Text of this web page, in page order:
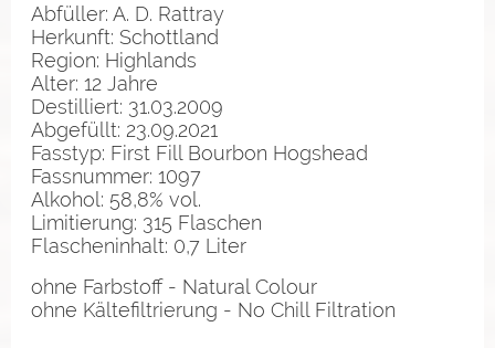
Abfüller: A. D. Rattray
Herkunft: Schottland
Region: Highlands
Alter: 12 Jahre
Destilliert: 31.03.2009
Abgefüllt: 23.09.2021
Fasstyp: First Fill Bourbon Hogshead
Fassnummer: 1097
Alkohol: 58,8% vol.
Limitierung: 315 Flaschen
Flascheninhalt: 0,7 Liter
ohne Farbstoff - Natural Colour
ohne Kältefiltrierung - No Chill Filtration